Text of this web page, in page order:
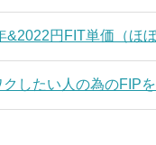
&2022円FIT単価（ほ
クしたい人の為のFIP